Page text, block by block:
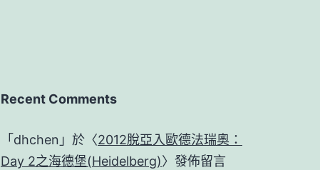
Recent Comments
「 dhchen 」於〈2012脫亞入歐德法瑞奧：
Day 2之海德堡(Heidelberg)〉發佈留言